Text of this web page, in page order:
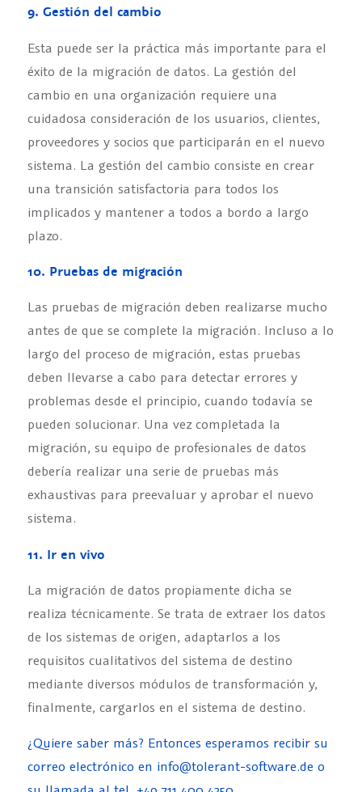
9. Gestión del cambio
Esta puede ser la práctica más importante para el
éxito de la migración de datos. La gestión del
cambio en una organización requiere una
cuidadosa consideración de los usuarios, clientes,
proveedores y socios que participarán en el nuevo
sistema. La gestión del cambio consiste en crear
una transición satisfactoria para todos los
implicados y mantener a todos a bordo a largo
plazo.
10. Pruebas de migración
Las pruebas de migración deben realizarse mucho
antes de que se complete la migración. Incluso a lo
largo del proceso de migración, estas pruebas
deben llevarse a cabo para detectar errores y
problemas desde el principio, cuando todavía se
pueden solucionar. Una vez completada la
migración, su equipo de profesionales de datos
debería realizar una serie de pruebas más
exhaustivas para preevaluar y aprobar el nuevo
sistema.
11. Ir en vivo
La migración de datos propiamente dicha se
realiza técnicamente. Se trata de extraer los datos
de los sistemas de origen, adaptarlos a los
requisitos cualitativos del sistema de destino
mediante diversos módulos de transformación y,
finalmente, cargarlos en el sistema de destino.
¿Quiere saber más? Entonces esperamos recibir su
correo electrónico en info@tolerant-software.de o